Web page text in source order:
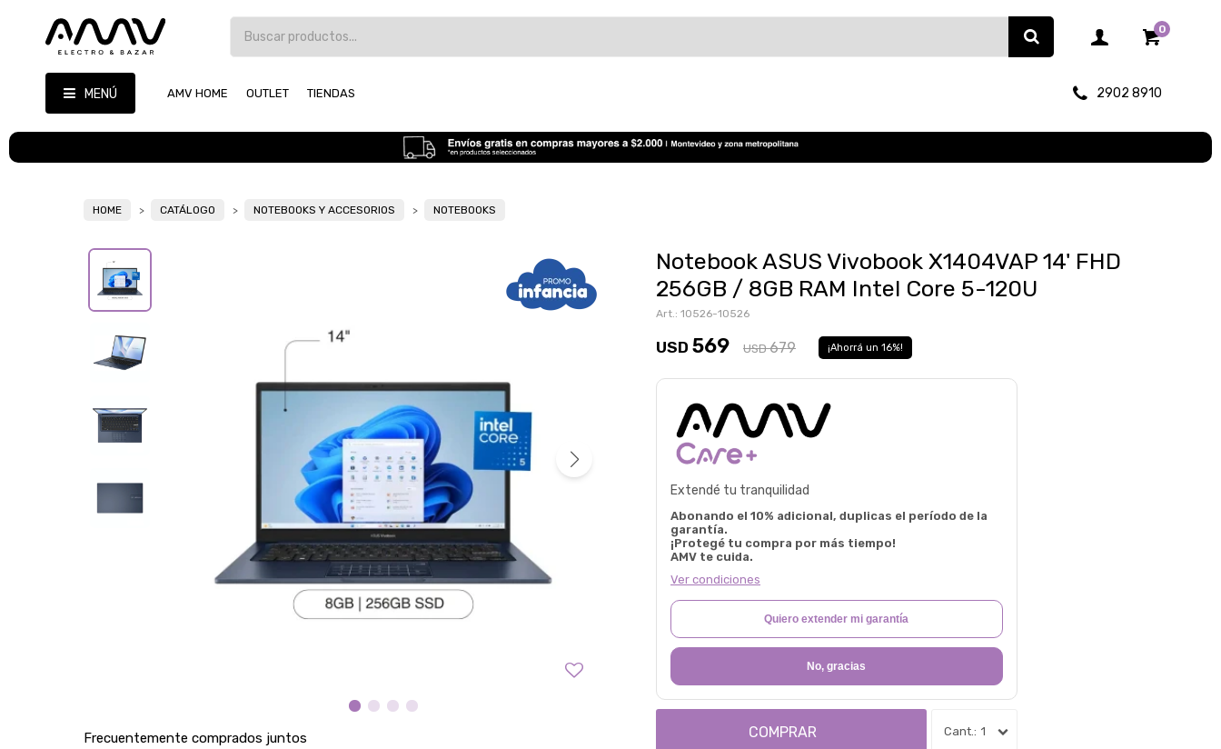
MENÚ AMV HOME OUTLET TIENDAS 2902 8910
0
HOME CATÁLOGO NOTEBOOKS Y ACCESORIOS NOTEBOOKS
Frecuentemente comprados juntos
Notebook ASUS Vivobook X1404VAP 14' FHD
256GB / 8GB RAM Intel Core 5-120U
10526-10526
USD 569 USD 679 16
Extendé tu tranquilidad
Abonando el 10% adicional, duplicas el período de la
garantía.
¡Protegé tu compra por más tiempo!
AMV te cuida.
Ver condiciones
Quiero extender mi garantía
No, gracias
1
COMPRAR